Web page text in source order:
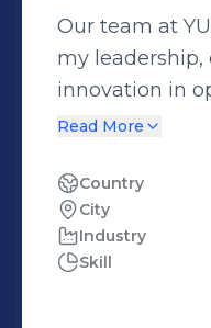
Our team at
my
innovation in
2023. With a
Poornima
digital
DigiAcharya, I
technical
Read More
Country
City
Industry
Skill